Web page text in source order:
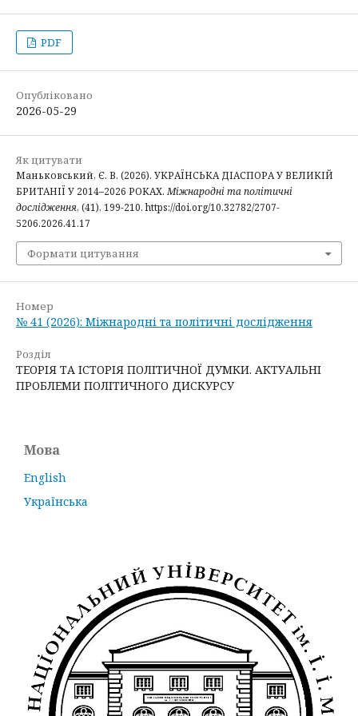
PDF
Опубліковано
2026-05-29
Як цитувати
Маньковський, Є. В. (2026). УКРАЇНСЬКА ДІАСПОРА У ВЕЛИКІЙ
БРИТАНІЇ У 2014–2026 РОКАХ. Міжнародні та політичні
дослідження, (41), 199-210. https://doi.org/10.32782/2707-
5206.2026.41.17
Формати цитування
Номер
№ 41 (2026): Міжнародні та політичні дослідження
Розділ
ТЕОРІЯ ТА ІСТОРІЯ ПОЛІТИЧНОЇ ДУМКИ. АКТУАЛЬНІ
ПРОБЛЕМИ ПОЛІТИЧНОГО ДИСКУРСУ
Мова
English
Українська